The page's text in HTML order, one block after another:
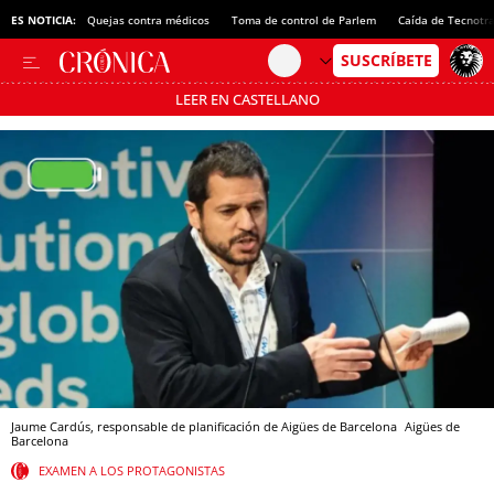
ES NOTICIA: Quejas contra médicos Toma de control de Parlem Caída de
LEER EN CASTELLANO
Pásate al MODO AHORRO
Jaume Cardús, responsable de planificación de Aigües de Barcelona Aigües de
Barcelona
EXAMEN A LOS PROTAGONISTAS